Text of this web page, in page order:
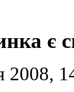
є
2008,